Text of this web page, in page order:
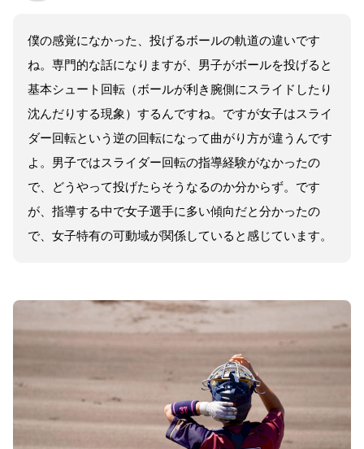
僕の感覚になかった、投げるボールの軌道の違いです
ね。専門的な話になりますが、男子がボールを投げると
基本シュート回転（ボールが利き腕側にスライドしたり
沈んだりする現象）するんですね。ですが女子はスライ
ダー回転という逆の回転になって曲がり方が違うんです
よ。男子ではスライダー回転の指導経験がなかったの
で、どうやって投げたらそうなるのか分からず。です
が、指導する中で女子選手に多い傾向だと分かったの
で、女子特有の可動域が関係していると感じています。